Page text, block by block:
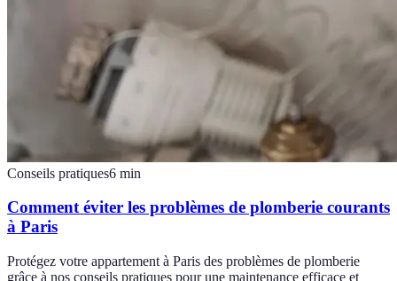
Conseils pratiques6 min
Comment éviter les problèmes de plomberie courants
à Paris
Protégez votre appartement à Paris des problèmes de plomberie
grâce à nos conseils pratiques pour une maintenance efficace et